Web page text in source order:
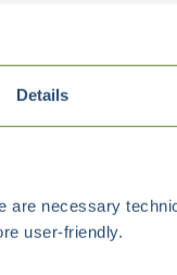
Details
are necessary
user-friendly.